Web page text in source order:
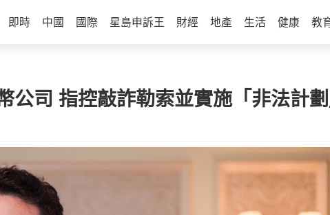
即時 中國 國際 星島申訴王 財經 地產 生活 健康 教
公司 指控敲詐勒索並實施「非法計劃